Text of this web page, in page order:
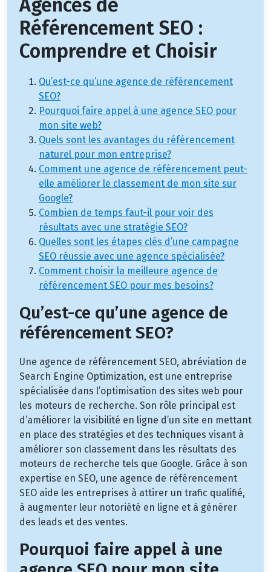
Agences de
Référencement SEO :
Comprendre et Choisir
Qu’est-ce qu’une agence de référencement
SEO?
Pourquoi faire appel à une agence SEO pour
mon site web?
Quels sont les avantages du référencement
naturel pour mon entreprise?
Comment une agence de référencement peut-
elle améliorer le classement de mon site sur
Google?
Combien de temps faut-il pour voir des
résultats avec une stratégie SEO?
Quelles sont les étapes clés d’une campagne
SEO réussie avec une agence spécialisée?
Comment choisir la meilleure agence de
référencement SEO pour mes besoins?
Qu’est-ce qu’une agence de
référencement SEO?
Une agence de référencement SEO, abréviation de
Search Engine Optimization, est une entreprise
spécialisée dans l’optimisation des sites web pour
les moteurs de recherche. Son rôle principal est
d’améliorer la visibilité en ligne d’un site en mettant
en place des stratégies et des techniques visant à
améliorer son classement dans les résultats des
moteurs de recherche tels que Google. Grâce à son
expertise en SEO, une agence de référencement
SEO aide les entreprises à attirer un trafic qualifié,
à augmenter leur notoriété en ligne et à générer
des leads et des ventes.
Pourquoi faire appel à une